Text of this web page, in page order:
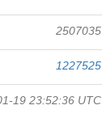
2507035
1227525
19 23:52:36 UTC